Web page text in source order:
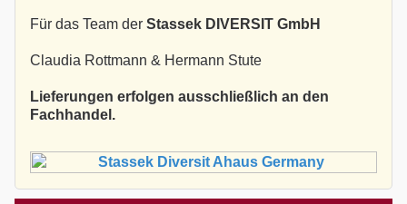
Für das Team der Stassek DIVERSIT GmbH
Claudia Rottmann & Hermann Stute
Lieferungen erfolgen ausschließlich an den
Fachhandel.